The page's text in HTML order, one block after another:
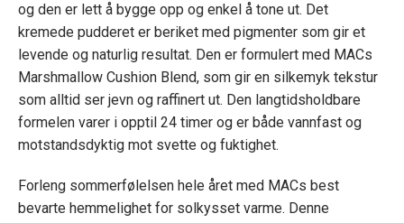
og den er lett å bygge opp og enkel å tone ut. Det
kremede pudderet er beriket med pigmenter som gir et
levende og naturlig resultat. Den er formulert med MACs
Marshmallow Cushion Blend, som gir en silkemyk tekstur
som alltid ser jevn og raffinert ut. Den langtidsholdbare
formelen varer i opptil 24 timer og er både vannfast og
motstandsdyktig mot svette og fuktighet.
Forleng sommerfølelsen hele året med MACs best
bevarte hemmelighet for solkysset varme. Denne